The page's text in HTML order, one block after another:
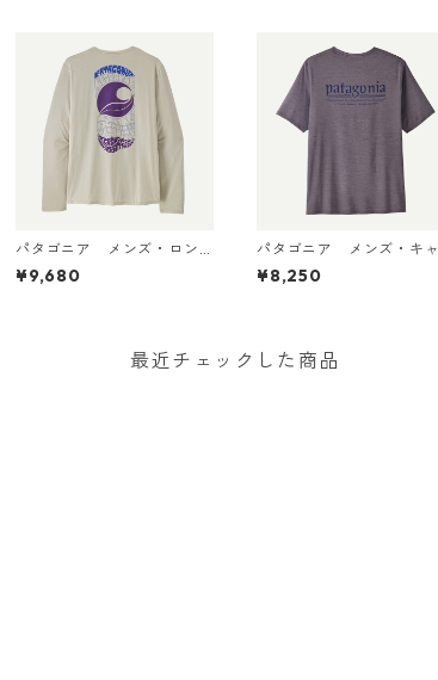
パタゴニア メンズ・ロン
グスリーブ・キャプリー
ン・クール・デイリー・シ
¥9,680
パタゴニア メンズ・キャ
プリーン・クール・デイリ
ー・シャツ（ハット・トリ
¥8,250
最近チェックした商品